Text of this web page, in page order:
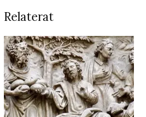
Relaterat